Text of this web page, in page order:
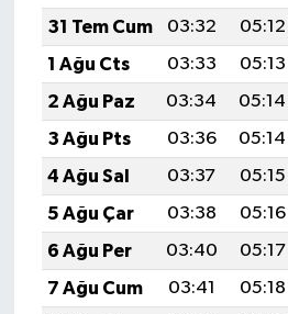
31 Tem Cum
03:32 05:12
1 Ağu Cts
03:33 05:13
2 Ağu Paz
03:34 05:14
3 Ağu Pts
03:36 05:14
4 Ağu Sal
03:37 05:15
5 Ağu Çar
03:38 05:16
6 Ağu Per
03:40 05:17
7 Ağu Cum
03:41 05:18